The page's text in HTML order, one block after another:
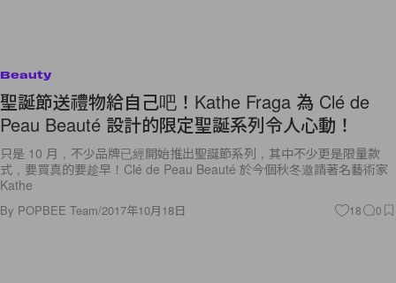
Beauty
聖誕節送禮物給自己吧！Kathe Fraga 為 Clé de
Peau Beauté 設計的限定聖誕系列令人心動！
只是 10 月，不少品牌已經開始推出聖誕節系列，其中不少更是限量款
式，要買真的要趁早！Clé de Peau Beauté 於今個秋冬邀請著名藝術家
Kathe
By POPBEE Team/2017年10月18日 18 0